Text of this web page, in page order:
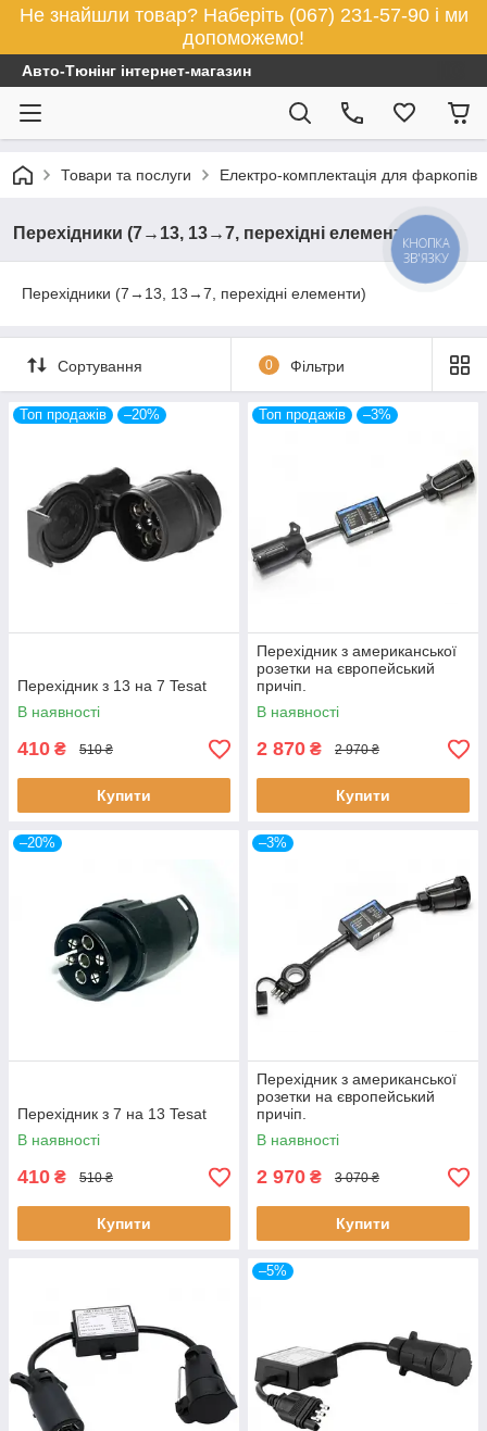
Не знайшли товар? Наберіть (067) 231-57-90 і ми
допоможемо!
Авто-Тюнінг інтернет-магазин
Товари та послуги Електро-комплектація для фаркопів
Перехідники (7→13, 13→7, перехідні елементи)
Перехідники (7→13, 13→7, перехідні елементи)
Сортування 0 Фільтри
Топ продажів –20%
Перехідник з 13 на 7 Tesat
В наявності
410 ₴ 510 ₴
Купити
Топ продажів –3%
Перехідник з американської
розетки на європейський
причіп.
В наявності
2 870 ₴ 2 970 ₴
Купити
–20%
Перехідник з 7 на 13 Tesat
В наявності
410 ₴ 510 ₴
Купити
–3%
Перехідник з американської
розетки на європейський
причіп.
В наявності
2 970 ₴ 3 070 ₴
Купити
–5%
КНОПКА
ЗВ'ЯЗКУ